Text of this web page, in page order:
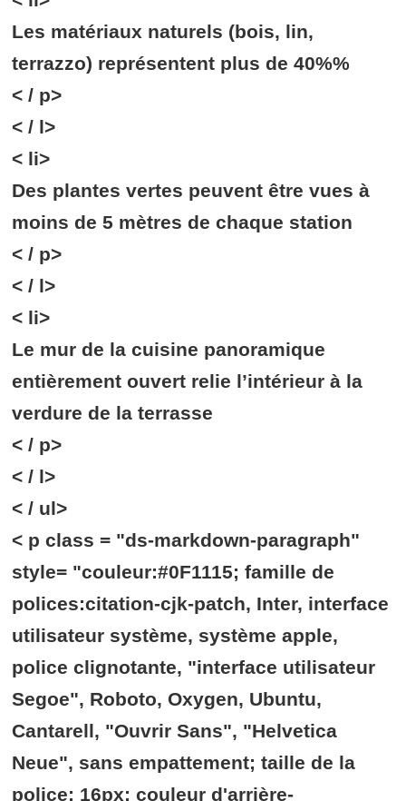
Les matériaux naturels (bois, lin,
terrazzo) représentent plus de 40%%
< / p>
< / l>
< li>
Des plantes vertes peuvent être vues à
moins de 5 mètres de chaque station
< / p>
< / l>
< li>
Le mur de la cuisine panoramique
entièrement ouvert relie l’intérieur à la
verdure de la terrasse
< / p>
< / l>
< / ul>
< p class = "ds-markdown-paragraph"
style= "couleur:#0F1115; famille de
polices:citation-cjk-patch, Inter, interface
utilisateur système, système apple,
police clignotante, "interface utilisateur
Segoe", Roboto, Oxygen, Ubuntu,
Cantarell, "Ouvrir Sans", "Helvetica
Neue", sans empattement; taille de la
police: 16px; couleur d'arrière-